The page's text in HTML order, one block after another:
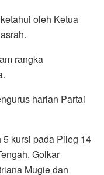
oleh Ketua
rangka
harian Partai
kursi pada Pileg 14
Golkar
Mugie dan